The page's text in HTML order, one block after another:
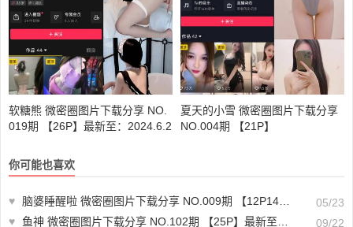
软糖熊 微密圈图片下载分享 NO.
019期 【26P】最新至：2024.6.2
夏天的小雪 微密圈图片下载分享
NO.004期 【21P】
你可能也喜欢
♥ 脑婆睡醒啦 微密圈图片下载分享 NO.009期 【12P14V】最新至：2023.12.12
05/23
♥
鱼神 微密圈图片下载分享 NO.102期 【25P】最新至：2024.9.17
09/22